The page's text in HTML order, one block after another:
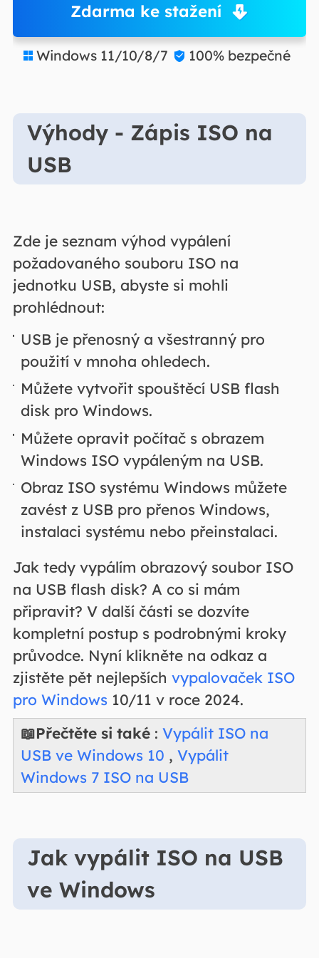
Zdarma ke stažení
 Windows 11/10/8/7  100% bezpečné
Výhody - Zápis ISO na
USB
Zde je seznam výhod vypálení
požadovaného souboru ISO na
jednotku USB, abyste si mohli
prohlédnout:
USB je přenosný a všestranný pro
použití v mnoha ohledech.
Můžete vytvořit spouštěcí USB flash
disk pro Windows.
Můžete opravit počítač s obrazem
Windows ISO vypáleným na USB.
Obraz ISO systému Windows můžete
zavést z USB pro přenos Windows,
instalaci systému nebo přeinstalaci.
Jak tedy vypálím obrazový soubor ISO
na USB flash disk? A co si mám
připravit? V další části se dozvíte
kompletní postup s podrobnými kroky
průvodce. Nyní klikněte na odkaz a
zjistěte pět nejlepších vypalovaček ISO
pro Windows 10/11 v roce 2024.
📖Přečtěte si také: Vypálit ISO na
USB ve Windows 10 , Vypálit
Windows 7 ISO na USB
Jak vypálit ISO na USB
ve Windows